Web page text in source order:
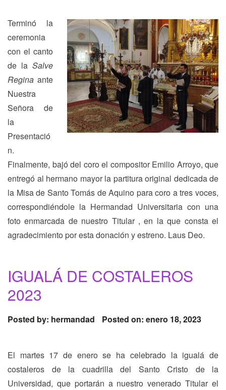
Terminó la
ceremonia
con el canto
de la Salve
Regina ante
Nuestra
Señora de
la
Presentació
n.
Finalmente, bajó del coro el compositor Emilio Arroyo, que
entregó al hermano mayor la partitura original dedicada de
la Misa de Santo Tomás de Aquino para coro a tres voces,
correspondiéndole la Hermandad Universitaria con una
foto enmarcada de nuestro Titular , en la que consta el
agradecimiento por esta donación y estreno. Laus Deo.
IGUALÁ DE COSTALEROS
2023
Posted by: hermandad Posted on: enero 18, 2023
El martes 17 de enero se ha celebrado la igualá de
costaleros de la cuadrilla del Santo Cristo de la
Universidad, que portarán a nuestro venerado Titular el